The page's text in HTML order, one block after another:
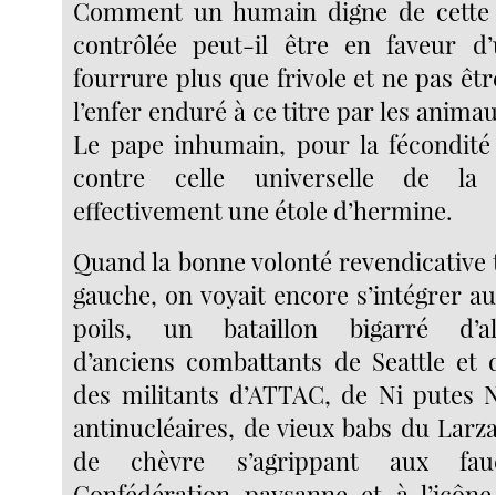
Comment un humain digne de
contrôlée peut-il être en faveur
fourrure plus que frivole et ne pas
l’enfer enduré à ce titre par les
Le pape inhumain, pour la
contre celle universelle de la
effectivement une étole d’hermine.
Quand la bonne volonté
gauche, on voyait encore s’intégrer
poils, un bataillon bigarré
d’anciens combattants de Seattle et
des militants d’ATTAC, de Ni putes
antinucléaires, de vieux babs du
de chèvre s’agrippant aux